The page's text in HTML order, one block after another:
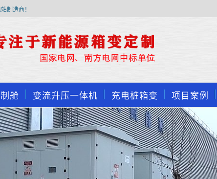
制造商！
舱 变流升压一体机 充电桩箱变 项目案例